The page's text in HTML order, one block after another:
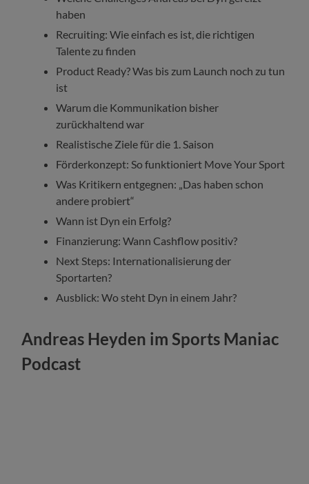
haben
Recruiting: Wie einfach es ist, die richtigen
Talente zu finden
Product Ready? Was bis zum Launch noch zu tun
ist
Warum die Kommunikation bisher
zurückhaltend war
Realistische Ziele für die 1. Saison
Förderkonzept: So funktioniert Move Your Sport
Was Kritikern entgegnen: „Das haben schon
andere probiert“
Wann ist Dyn ein Erfolg?
Finanzierung: Wann Cashflow positiv?
Next Steps: Internationalisierung der
Sportarten?
Ausblick: Wo steht Dyn in einem Jahr?
Andreas Heyden im Sports Maniac
Podcast